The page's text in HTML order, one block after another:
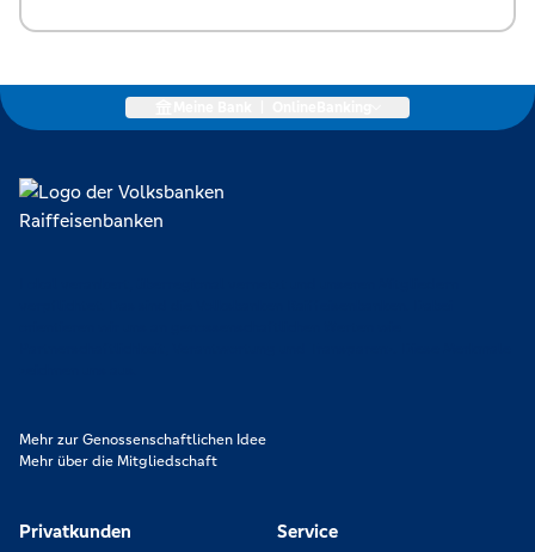
Mehr zur Genossenschaftlichen Idee
Mehr über die Mitgliedschaft
Privatkunden Service